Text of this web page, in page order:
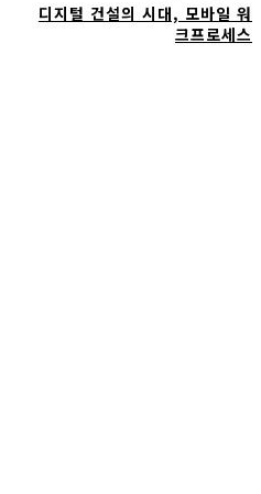
아카데미 교육과정 보기
디지털 건설의 시대, 모바일 워
크프로세스